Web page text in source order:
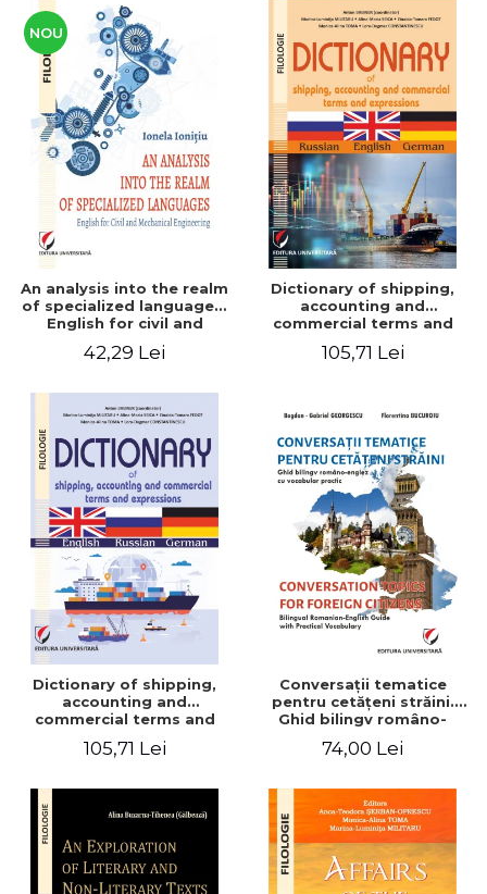
NOU
An analysis into the realm
of specialized languages.
English for civil and
42,29 Lei
Dictionary of shipping,
accounting and
commercial terms and
English-German
105,71 Lei
Dictionary of shipping,
accounting and
commercial terms and
Russian – German
105,71 Lei
Conversaţii tematice
pentru cetăţeni străini.
Ghid bilingv româno-
practic/Conversation
Bilingual Romanian-English
guide with practical
vocabulary
74,00 Lei